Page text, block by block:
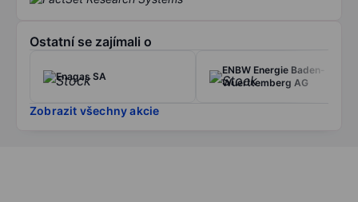
Ostatní se zajímali o
Enagas SA
ENBW Energie Baden-
Wuerttemberg AG
Zobrazit všechny akcie